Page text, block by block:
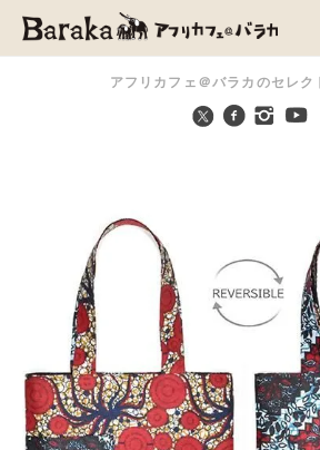
アフリカフェ＠バラカのセレク